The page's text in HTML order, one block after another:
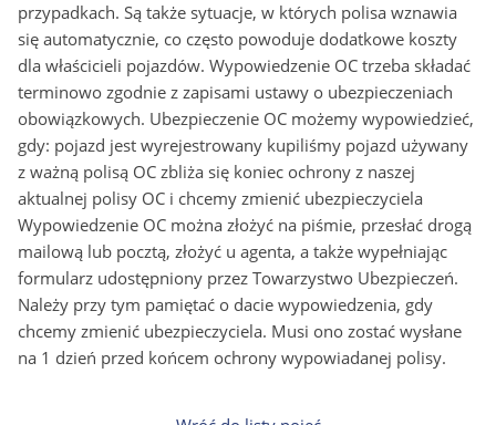
przypadkach. Są także sytuacje, w których polisa wznawia
się automatycznie, co często powoduje dodatkowe koszty
dla właścicieli pojazdów. Wypowiedzenie OC trzeba składać
terminowo zgodnie z zapisami ustawy o ubezpieczeniach
obowiązkowych. Ubezpieczenie OC możemy wypowiedzieć,
gdy: pojazd jest wyrejestrowany kupiliśmy pojazd używany
z ważną polisą OC zbliża się koniec ochrony z naszej
aktualnej polisy OC i chcemy zmienić ubezpieczyciela
Wypowiedzenie OC można złożyć na piśmie, przesłać drogą
mailową lub pocztą, złożyć u agenta, a także wypełniając
formularz udostępniony przez Towarzystwo Ubezpieczeń.
Należy przy tym pamiętać o dacie wypowiedzenia, gdy
chcemy zmienić ubezpieczyciela. Musi ono zostać wysłane
na 1 dzień przed końcem ochrony wypowiadanej polisy.